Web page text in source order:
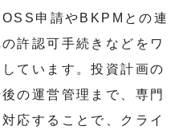
申請やBKPMとの連
許認可手続きなどをワ
ています。投資計画の
の運営管理まで、専門
応することで、クライ